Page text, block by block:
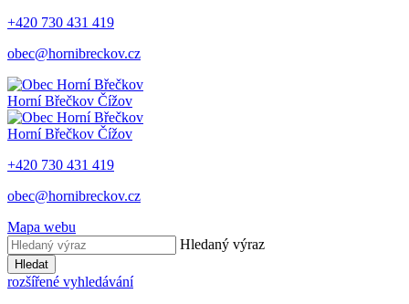
+420 730 431 419
obec@hornibreckov.cz
Horní Břečkov Čížov
Horní Břečkov Čížov
+420 730 431 419
obec@hornibreckov.cz
Mapa webu
Hledaný výraz
Hledat
rozšířené vyhledávání